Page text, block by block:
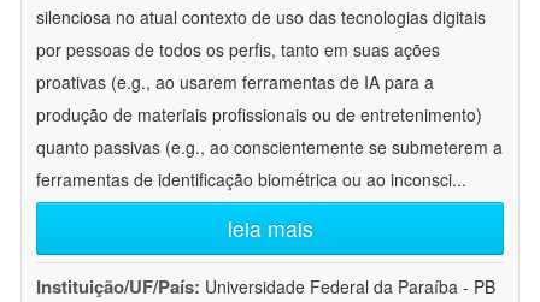
silenciosa no atual contexto de uso das tecnologias digitais
por pessoas de todos os perfis, tanto em suas ações
proativas (e.g., ao usarem ferramentas de IA para a
produção de materiais profissionais ou de entretenimento)
quanto passivas (e.g., ao conscientemente se submeterem a
ferramentas de identificação biométrica ou ao inconsci...
leia mais
Instituição/UF/País: Universidade Federal da Paraíba - PB